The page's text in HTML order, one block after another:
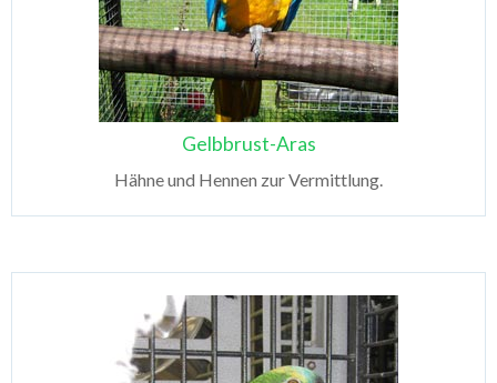
Gelbbrust-Aras
Hähne und Hennen zur Vermittlung.